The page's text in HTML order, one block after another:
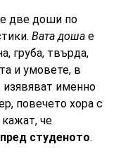
две доши по
Вата доша е
груба, твърда,
и умовете, в
изявяват именно
повечето хора с
че
студеното.